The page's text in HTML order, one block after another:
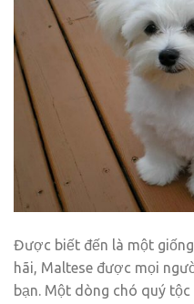
Được biết đến là một
hãi, Maltese được mọi
bạn. Một dòng chó quý